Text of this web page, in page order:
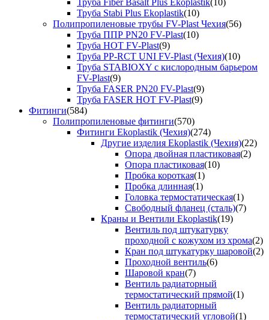
Труба Fiber Basalt Plus Ekoplastik(10)
Труба Stabi Plus Ekoplastik(10)
Полипропиленовые трубы FV-Plast Чехия(56)
Труба ППР PN20 FV-Plast(10)
Труба HOT FV-Plast(9)
Труба PP-RCT UNI FV-Plast (Чехия)(10)
Труба STABIOXY с кислородным барьером
FV-Plast(9)
Труба FASER PN20 FV-Plast(9)
Труба FASER HOT FV-Plast(9)
Фитинги(584)
Полипропиленовые фитинги(570)
Фитинги Ekoplastik (Чехия)(274)
Другие изделия Ekoplastik (Чехия)(22)
Опора двойная пластиковая(2)
Опора пластиковая(10)
Пробка короткая(1)
Пробка длинная(1)
Головка термостатическая(1)
Свободный фланец (сталь)(7)
Краны и Вентили Ekoplastik(19)
Вентиль под штукатурку
проходной с кожухом из хрома(2)
Кран под штукатурку шаровой(2)
Проходной вентиль(6)
Шаровой кран(7)
Вентиль радиаторный
термостатический прямой(1)
Вентиль радиаторный
термостатический угловой(1)